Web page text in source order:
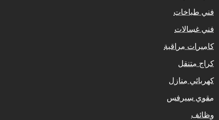
فني طباخات
فني غسالات
كاميرات مراقبة
كراج متنقل
كهربائي منازل
مقوي سيرفس
وظائف